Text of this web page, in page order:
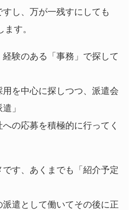
し、万が一残すにしても
す。
験のある「事務」で探して
を中心に探しつつ、派遣会
」
の応募を積極的に行ってく
す、あくまでも「紹介予定
遣として働いてその後に正